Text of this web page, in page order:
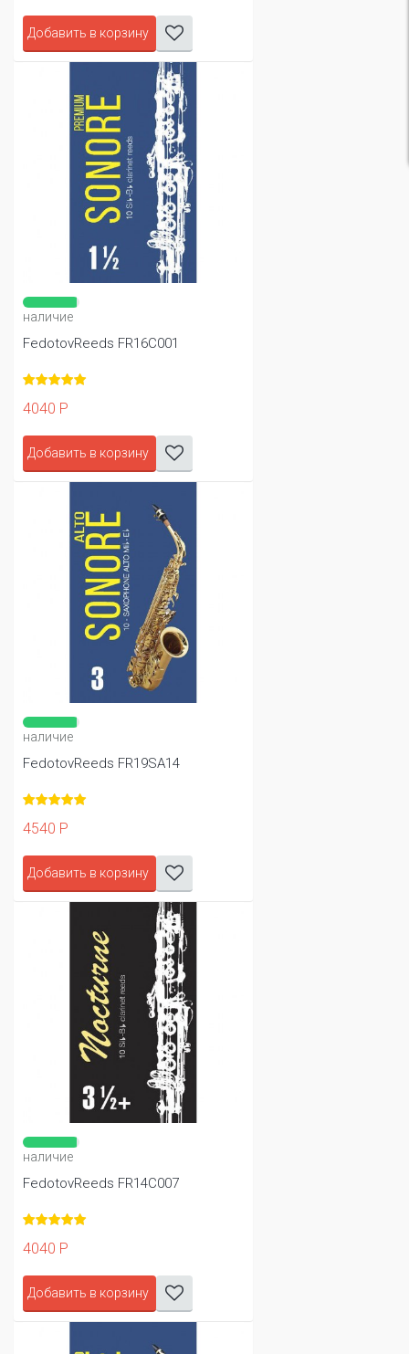
наличие
FedotovReeds FR14C007
4040 Р
Добавить в корзину
наличие
FedotovReeds FR19SA14
4540 Р
Добавить в корзину
наличие
FedotovReeds FR16C001
4040 Р
Добавить в корзину
Добавить в корзину